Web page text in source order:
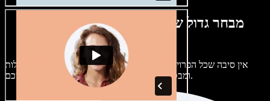
מבחר גדול של קולות נשים וגברים במגוון
מבטאים
אין סיבה שכל הפרויקטים יישמעו אותו דבר. בחרו מתוך מאות קולות
ומבטאים של בינה מלאכותית והתאימו אותם אליכם.